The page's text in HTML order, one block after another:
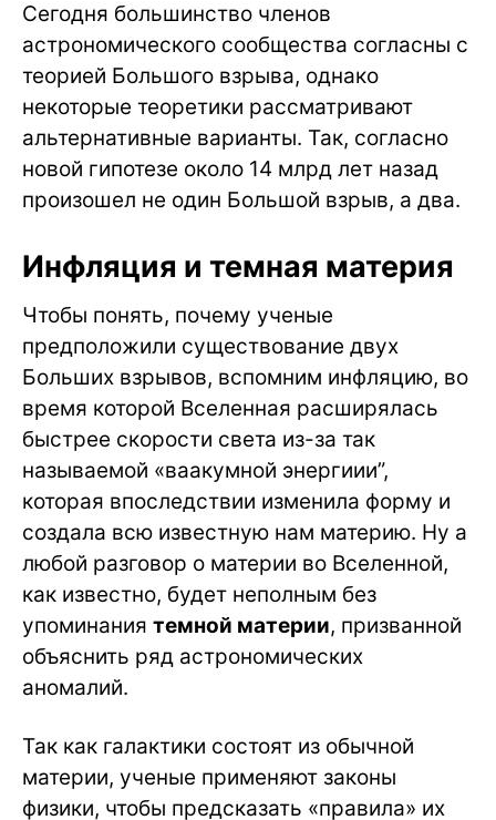
Сегодня большинство членов
астрономического сообщества согласны с
теорией Большого взрыва, однако
некоторые теоретики рассматривают
альтернативные варианты. Так, согласно
новой гипотезе около 14 млрд лет назад
произошел не один Большой взрыв, а два.
Инфляция и темная материя
Чтобы понять, почему ученые
предположили существование двух
Больших взрывов, вспомним инфляцию, во
время которой Вселенная расширялась
быстрее скорости света из-за так
называемой «ваакумной энергиии”,
которая впоследствии изменила форму и
создала всю известную нам материю. Ну а
любой разговор о материи во Вселенной,
как известно, будет неполным без
упоминания темной материи, призванной
объяснить ряд астрономических
аномалий.
Так как галактики состоят из обычной
материи, ученые применяют законы
физики, чтобы предсказать «правила» их